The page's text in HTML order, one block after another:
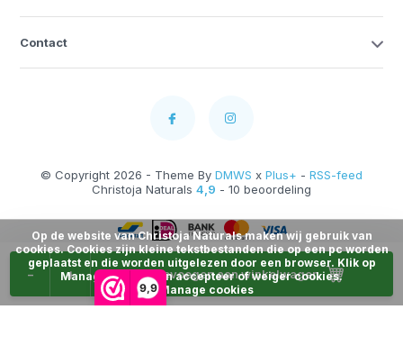
9,9
+
- Toevoegen aan winkelwagen
Contact
© Copyright 2026 - Theme By DMWS x Plus+ - RSS-feed
Christoja Naturals 4,9 - 10 beoordeling
Op de website van Christoja Naturals maken wij gebruik van
cookies. Cookies zijn kleine tekstbestanden die op een pc worden
geplaatst en die worden uitgelezen door een browser. Klik op
Manage Cookies en accepteer of weiger cookies.
Manage cookies